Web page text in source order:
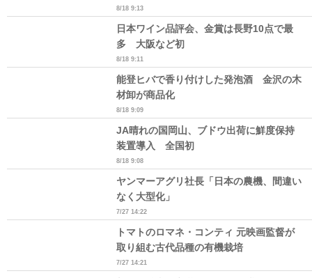
8/18 9:13
日本ワイン品評会、金賞は長野10点で最
多 大阪など初
8/18 9:11
能登ヒバで香り付けした発泡酒 金沢の木
材卸が商品化
8/18 9:09
JA晴れの国岡山、ブドウ出荷に鮮度保持
装置導入 全国初
8/18 9:08
ヤンマーアグリ社長「日本の農機、間違い
なく大型化」
7/27 14:22
トマトのロマネ・コンティ 元映画監督が
取り組む古代品種の有機栽培
7/27 14:21